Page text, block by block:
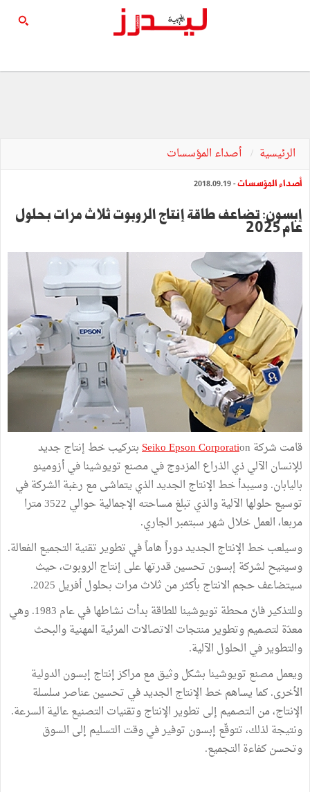
الرئيسية أصداء المؤسسات
أصداء المؤسسات- 2018.09.19
إبسون: تضاعف طاقة إنتاج الروبوت ثلاث مرات بحلول
عام 2025
قامت شركة Seiko Epson Corporation بتركيب خط إنتاج جديد
للإنسان الآلي ذي الذراع المزدوج في مصنع تويوشينا في أزومينو
باليابان. وسيبدأ خط الإنتاج الجديد الذي يتماشى مع رغبة الشركة في
توسيع حلولها الآلية والذي تبلغ مساحته الإجمالية حوالي 3522 مترا
مربعا، العمل خلال شهر سبتمبر الجاري.
وسيلعب خط الإنتاج الجديد دوراً هاماً في تطوير تقنية التجميع الفعالة.
وسيتيح لشركة إبسون تحسين قدرتها على إنتاج الروبوت، حيث
سيتضاعف حجم الانتاج بأكثر من ثلاث مرات بحلول أفريل 2025.
وللتذكير فانّ محطة تويوشينا للطاقة بدأت نشاطها في عام 1983. وهي
معدّة لتصميم وتطوير منتجات الاتصالات المرئية المهنية والبحث
والتطوير في الحلول الآلية.
ويعمل مصنع تويوشينا بشكل وثيق مع مراكز إنتاج إبسون الدولية
الأخرى. كما يساهم خط الإنتاج الجديد في تحسين عناصر سلسلة
الإنتاج، من التصميم إلى تطوير الإنتاج وتقنيات التصنيع عالية السرعة.
ونتيجة لذلك، تتوقّع إبسون توفير في وقت التسليم إلى السوق
وتحسن كفاءة التجميع.